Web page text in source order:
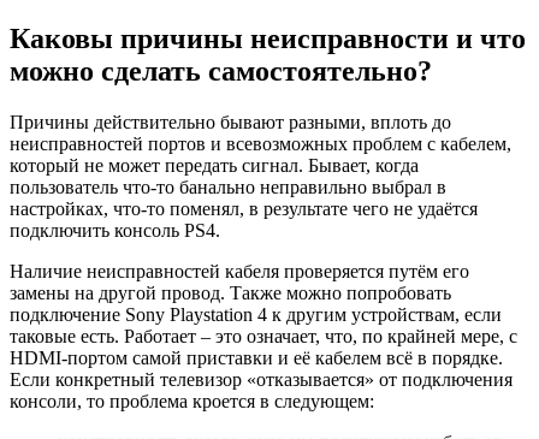
Каковы причины неисправности и что
можно сделать самостоятельно?
Причины действительно бывают разными, вплоть до
неисправностей портов и всевозможных проблем с кабелем,
который не может передать сигнал. Бывает, когда
пользователь что-то банально неправильно выбрал в
настройках, что-то поменял, в результате чего не удаётся
подключить консоль PS4.
Наличие неисправностей кабеля проверяется путём его
замены на другой провод. Также можно попробовать
подключение Sony Playstation 4 к другим устройствам, если
таковые есть. Работает – это означает, что, по крайней мере, с
HDMI-портом самой приставки и её кабелем всё в порядке.
Если конкретный телевизор «отказывается» от подключения
консоли, то проблема кроется в следующем: